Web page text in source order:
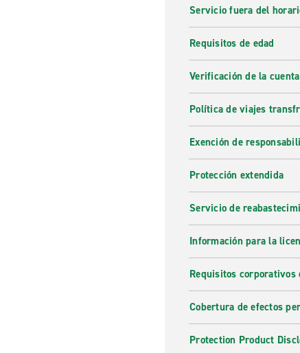
Servicio fuera del
Requisitos de edad
Verificación de la
Política de viajes
Exención de
Protección extendida
Servicio de
Información para la
Requisitos corporativos
Cobertura de efectos
Protection Product